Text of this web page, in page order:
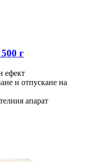
г
ефект
и отпускане на
апарат